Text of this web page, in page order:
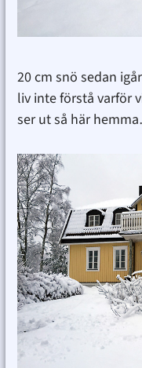
20 cm snö sedan
liv inte förstå varför
ser ut så här